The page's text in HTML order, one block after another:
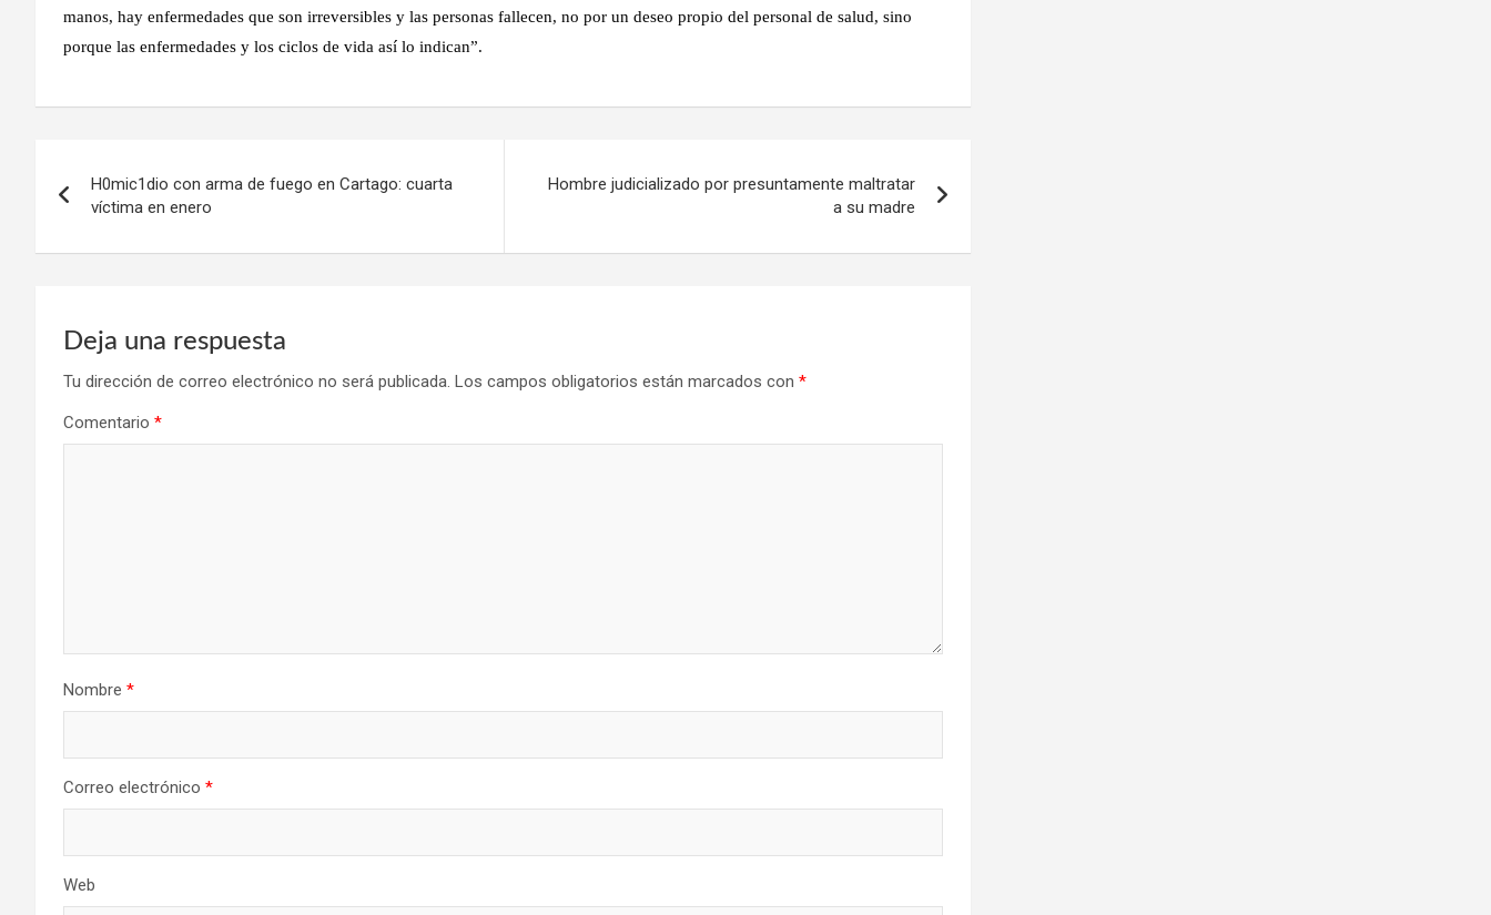
manos, hay enfermedades que son irreversibles y las personas fallecen, no por un deseo propio del personal de salud, sino
porque las enfermedades y los ciclos de vida así lo indican”.
de
entradas
H0mic1dio con arma de fuego en Cartago: cuarta
víctima en enero
Hombre judicializado por presuntamente maltratar
a su madre
Deja una respuesta
Tu dirección de correo electrónico no será publicada. Los campos obligatorios están marcados con *
Comentario *
Nombre *
Correo electrónico *
Web